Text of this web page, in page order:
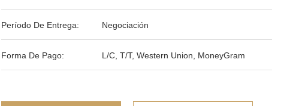
Período De Entrega: Negociación
Forma De Pago: L/C, T/T, Western Union, MoneyGram